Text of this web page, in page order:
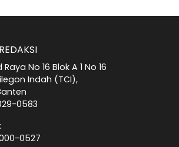
No 16 Blok A 1 No 16
Indah (TCI),
0583
0527